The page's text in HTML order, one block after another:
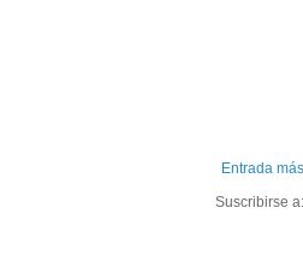
Entrada
Suscribirse a: